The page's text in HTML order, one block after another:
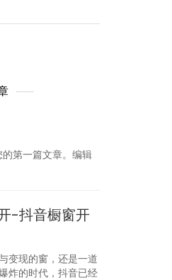
第一篇文章。编辑
-抖音橱窗开
变现的窗，还是一道
炸的时代，抖音已经